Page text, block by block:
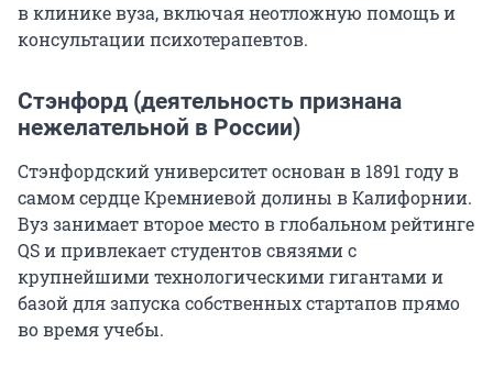
в клинике вуза, включая неотложную помощь и
консультации психотерапевтов.
Стэнфорд (деятельность признана
нежелательной в России)
Стэнфордский университет основан в 1891 году в
самом сердце Кремниевой долины в Калифорнии.
Вуз занимает второе место в глобальном рейтинге
QS и привлекает студентов связями с
крупнейшими технологическими гигантами и
базой для запуска собственных стартапов прямо
во время учебы.